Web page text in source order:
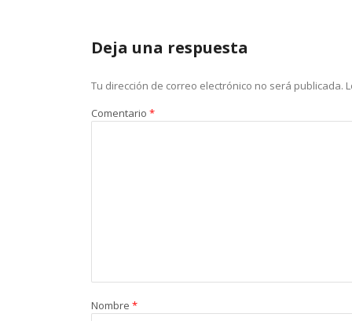
Deja una respuesta
Tu dirección de correo electrónico no será publicada.
Comentario *
Nombre *